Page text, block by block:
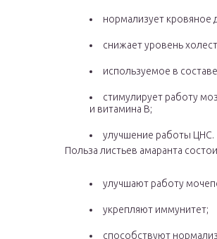
нормализует кровяное
снижает уровень
используемое в
стимулирует работу
и витамина В;
улучшение работы ЦНС.
Польза листьев амаранта
улучшают работу
укрепляют иммунитет;
способствуют